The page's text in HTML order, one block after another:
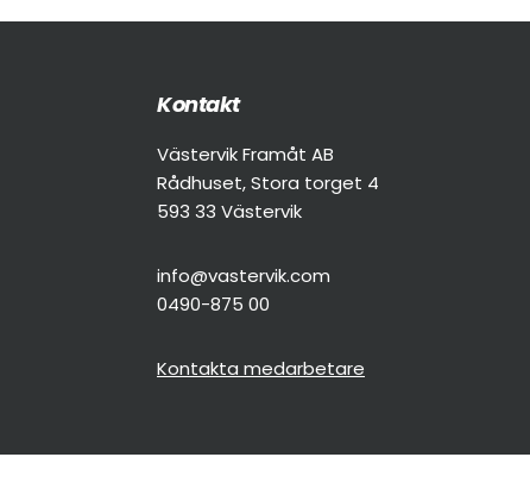
Kontakt
Västervik Framåt AB
Rådhuset, Stora torget 4
593 33 Västervik
info@vastervik.com
0490-875 00
Kontakta medarbetare